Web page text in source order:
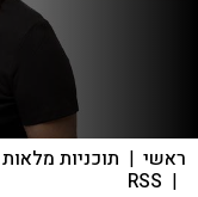
ראשי | תוכניות מלאות
|
RSS